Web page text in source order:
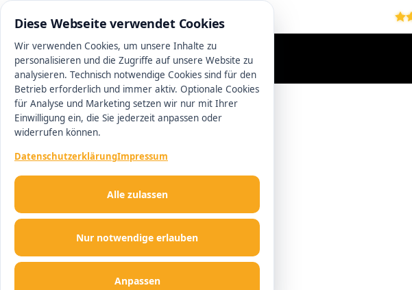
0511 13221100
Diese Webseite verwendet Cookies
Wir verwenden Cookies, um unsere Inhalte zu
personalisieren und die Zugriffe auf unsere Website zu
analysieren. Technisch notwendige Cookies sind für den
Betrieb erforderlich und immer aktiv. Optionale Cookies
für Analyse und Marketing setzen wir nur mit Ihrer
Einwilligung ein, die Sie jederzeit anpassen oder
widerrufen können.
DatenschutzerklärungImpressum
Nur notwendige erlauben
Anpassen
Alle zulassen